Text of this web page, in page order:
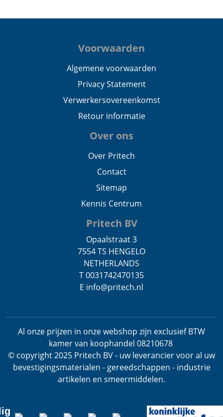
Voorwaarden
Algemene voorwaarden
Privacy Statement
Verwerkersovereenkomst
Retour informatie
Over ons
Over Pritech
Contact
Sitemap
Kennis Centrum
Pritech BV
Opaalstraat 3
7554 TS HENGELO
NETHERLANDS
T 0031742470135
E info@pritech.nl
Al onze prijzen in onze webshop zijn exclusief BTW
kamer van koophandel 08210678.
© copyright 2025 Pritech BV - uw leverancier voor al uw
bevestigingsmaterialen - gereedschappen - industrie
artikelen en smeermiddelen.